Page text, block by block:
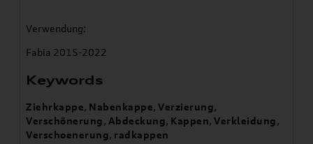
Verwendung:
Fabia 2015-2022
Keywords
Ziehrkappe, Nabenkappe,Verzierung,
Verschönerung, Abdeckung, Kappen,Verkleidung,
Verschoenerung, radkappen